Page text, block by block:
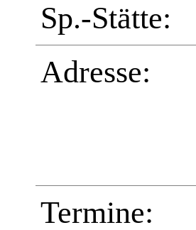
Sp.-Stätte:
Adresse:
Termine: